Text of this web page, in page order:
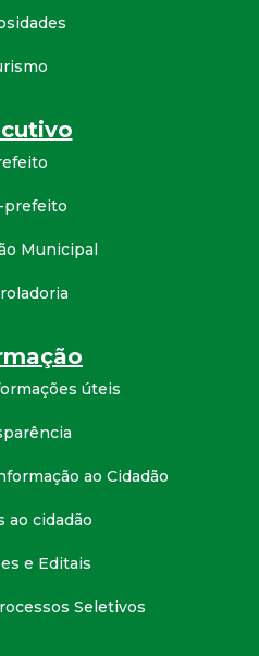
prefeito
Municipal
úteis
ao Cidadão
ao cidadão
e Editais
Seletivos